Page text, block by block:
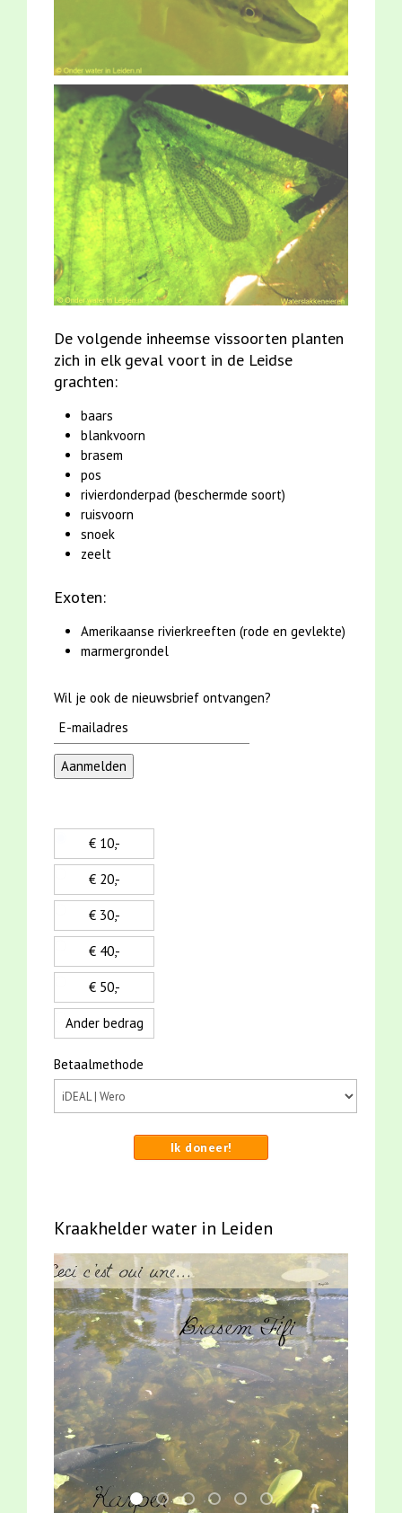
De volgende inheemse vissoorten planten
zich in elk geval voort in de Leidse
grachten:
baars
blankvoorn
brasem
pos
rivierdonderpad (beschermde soort)
ruisvoorn
snoek
zeelt
Exoten:
Amerikaanse rivierkreeften (rode en gevlekte)
marmergrondel
Wil je ook de nieuwsbrief ontvangen?
€ 10,-
€ 20,-
€ 30,-
€ 40,-
€ 50,-
Ander bedrag
Betaalmethode
Ik doneer!
Kraakhelder water in Leiden
smoelenboek fifi en karper nieuwsbrief-
jun2021 zaklv 5 snoekje MOOI
mei2021 1 snoekje elly
jun2021 28 brasem en
mei2021karper met